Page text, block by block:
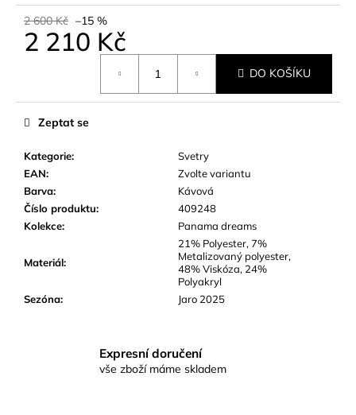
2 600 Kč –15 %
2 210 Kč
DO KOŠÍKU
Kategorie:
Svetry
EAN:
Zvolte variantu
Barva:
Kávová
Číslo produktu:
409248
Kolekce: Panama dreams
Materiál:
21% Polyester, 7%
Metalizovaný polyester,
48% Viskóza, 24%
Polyakryl
Sezóna: Jaro 2025
Zeptat se
Expresní doručení
vše zboží máme skladem
o
j
e
m
e